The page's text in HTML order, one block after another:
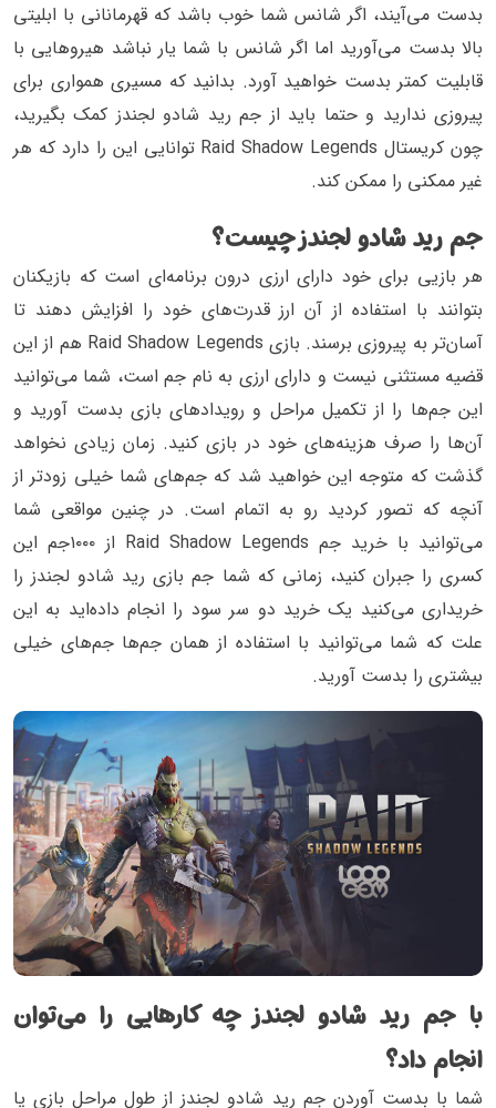
بدست می‌آیند، اگر شانس شما خوب باشد که قهرمانانی با ابلیتی
بالا بدست می‌آورید اما اگر شانس با شما یار نباشد هیروهایی با
قابلیت کمتر بدست خواهید آورد. بدانید که مسیری همواری برای
پیروزی ندارید و حتما باید از جم رید شادو لجندز کمک بگیرید،
چون کریستال Raid Shadow Legends توانایی این را دارد که هر
غیر ممکنی را ممکن کند.
جم رید شادو لجندز چیست؟
هر بازیی برای خود دارای ارزی درون برنامه‌ای است که بازیکنان
بتوانند با استفاده از آن ارز قدرت‌های خود را افزایش دهند تا
آسان‌تر به پیروزی برسند. بازی Raid Shadow Legends هم از این
قضیه مستثنی نیست و دارای ارزی به نام جم است، شما می‌توانید
این جم‌ها را از تکمیل مراحل و رویدادهای بازی بدست آورید و
آن‌ها را صرف هزینه‌های خود در بازی کنید. زمان زیادی نخواهد
گذشت که متوجه این خواهید شد که جم‌های شما خیلی زودتر از
آنچه که تصور کردید رو به اتمام است. در چنین مواقعی شما
می‌توانید با خرید جم Raid Shadow Legends از ۱۰۰۰جم این
کسری را جبران کنید، زمانی که شما جم بازی رید شادو لجندز را
خریداری می‌کنید یک خرید دو سر سود را انجام داده‌اید به این
علت که شما می‌توانید با استفاده از همان جم‌ها جم‌های خیلی
بیشتری را بدست آورید.
با جم رید شادو لجندز چه کارهایی را می‌توان
انجام داد؟
شما با بدست آوردن جم رید شادو لجندز از طول مراحل بازی یا